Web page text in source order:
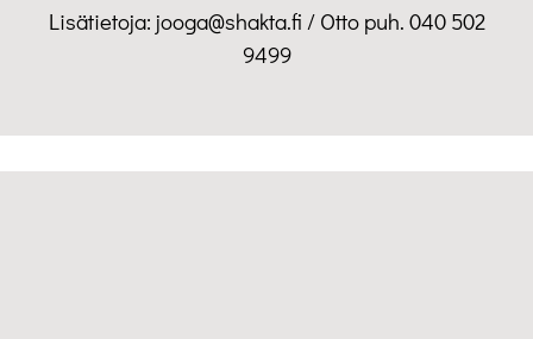
Lisätietoja: jooga@shakta.fi / Otto puh. 040 502
9499